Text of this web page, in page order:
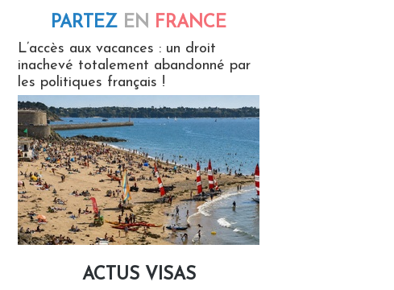
PARTEZ EN FRANCE
L’accès aux vacances : un droit
inachevé totalement abandonné par
les politiques français !
ACTUS VISAS